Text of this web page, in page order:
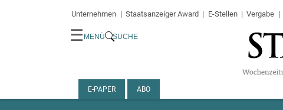
Unternehmen Staatsanzeiger Award E-Stellen Vergabe
☰ MENÜ SUCHE
E-PAPER ABO